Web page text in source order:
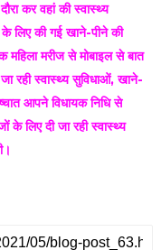
कर वहां की स्वास्थ्य
के लिए की गई खाने-पीने की
महिला मरीज से मोबाइल से बात
रही स्वास्थ्य सुविधाओं, खाने-
आपने विधायक निधि से
के लिए दी जा रही स्वास्थ्य